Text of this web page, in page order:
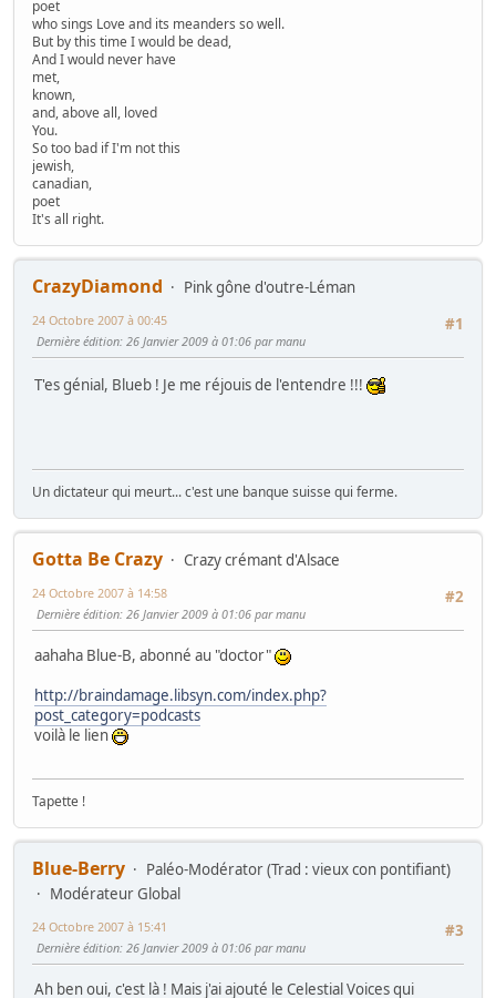
poet
who sings Love and its meanders so well.
But by this time I would be dead,
And I would never have
met,
known,
and, above all, loved
You.
So too bad if I'm not this
jewish,
canadian,
poet
It's all right.
CrazyDiamond
Pink gône d'outre-Léman
#1
24 Octobre 2007 à 00:45
Dernière édition: 26 Janvier 2009 à 01:06 par manu
T'es génial, Blueb ! Je me réjouis de l'entendre !!!
Un dictateur qui meurt... c'est une banque suisse qui ferme.
Gotta Be Crazy
Crazy crémant d'Alsace
#2
24 Octobre 2007 à 14:58
Dernière édition: 26 Janvier 2009 à 01:06 par manu
aahaha Blue-B, abonné au "doctor"
http://braindamage.libsyn.com/index.php?
post_category=podcasts
voilà le lien
Tapette !
Blue-Berry
Paléo-Modérator (Trad : vieux con pontifiant)
Modérateur Global
#3
24 Octobre 2007 à 15:41
Dernière édition: 26 Janvier 2009 à 01:06 par manu
Ah ben oui, c'est là ! Mais j'ai ajouté le Celestial Voices qui